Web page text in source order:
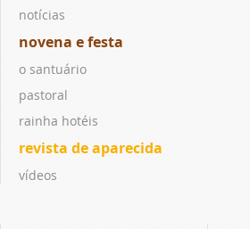
notícias
novena e festa
o santuário
pastoral
rainha hotéis
revista de aparecida
vídeos